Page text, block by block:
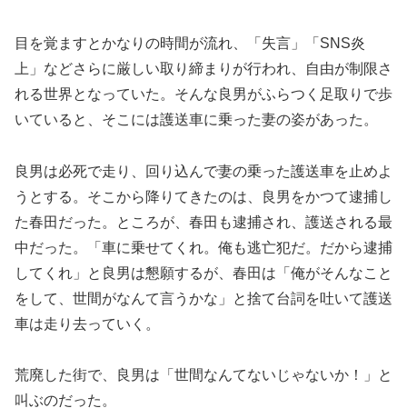
目を覚ますとかなりの時間が流れ、「失言」「SNS炎
上」などさらに厳しい取り締まりが行われ、自由が制限さ
れる世界となっていた。そんな良男がふらつく足取りで歩
いていると、そこには護送車に乗った妻の姿があった。
良男は必死で走り、回り込んで妻の乗った護送車を止めよ
うとする。そこから降りてきたのは、良男をかつて逮捕し
た春田だった。ところが、春田も逮捕され、護送される最
中だった。「車に乗せてくれ。俺も逃亡犯だ。だから逮捕
してくれ」と良男は懇願するが、春田は「俺がそんなこと
をして、世間がなんて言うかな」と捨て台詞を吐いて護送
車は走り去っていく。
荒廃した街で、良男は「世間なんてないじゃないか！」と
叫ぶのだった。